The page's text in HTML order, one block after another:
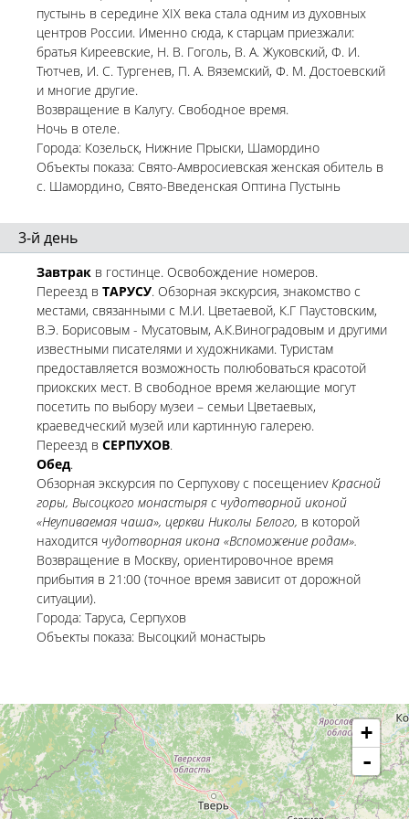
пустынь в середине XIX века стала одним из духовных
центров России. Именно сюда, к старцам приезжали:
братья Киреевские, Н. В. Гоголь, В. А. Жуковский, Ф. И.
Тютчев, И. С. Тургенев, П. А. Вяземский, Ф. М. Достоевский
и многие другие.
Возвращение в Калугу. Свободное время.
Ночь в отеле.
Города: Козельск, Нижние Прыски, Шамордино
Объекты показа: Свято-Амвросиевская женская обитель в
с. Шамордино, Свято-Введенская Оптина Пустынь
3-й день
Завтрак в гостинце. Освобождение номеров.
Переезд в ТАРУСУ. Обзорная экскурсия, знакомство с
местами, связанными с М.И. Цветаевой, К.Г Паустовским,
В.Э. Борисовым - Мусатовым, А.К.Виноградовым и другими
известными писателями и художниками. Туристам
предоставляется возможность полюбоваться красотой
приокских мест. В свободное время желающие могут
посетить по выбору музеи – семьи Цветаевых,
краеведческий музей или картинную галерею.
Переезд в СЕРПУХОВ.
Обед.
Обзорная экскурсия по Серпухову c посещениеvКрасной
горы, Высоцкого монастыря с чудотворной иконой
«Неупиваемая чаша», церкви Николы Белого, в которой
находится чудотворная икона «Вспоможение родам».
Возвращение в Москву, ориентировочное время
прибытия в 21:00 (точное время зависит от дорожной
ситуации).
Города: Таруса, Серпухов
Объекты показа: Высоцкий монастырь
+
-